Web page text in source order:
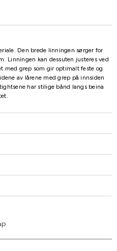
Den brede linningen sørger for
Linningen kan dessuten justeres ved
med grep som gir optimalt feste og
av lårene med grep på innsiden
har stilige bånd langs beina